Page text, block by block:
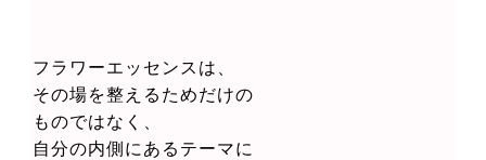
フラワーエッセンスは、
その場を整えるためだけの
ものではなく、
自分の内側にあるテーマに